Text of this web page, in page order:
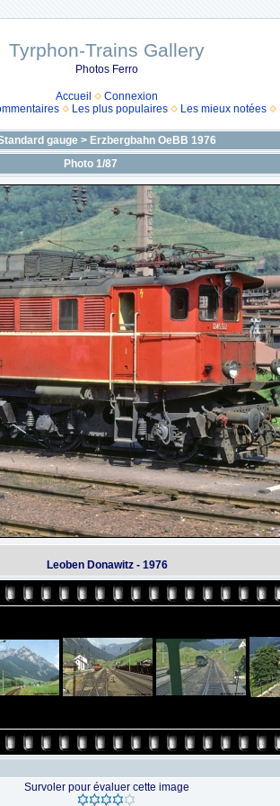
Tyrphon-Trains Gallery
Photos Ferro
Accueil
Connexion
Les plus populaires Les mieux notées
gauge > Erzbergbahn OeBB 1976
Photo 1/87
Leoben Donawitz - 1976
Survoler pour évaluer cette image